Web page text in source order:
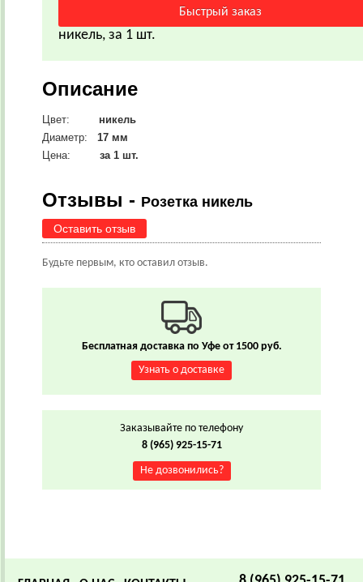
никель, за 1 шт.
Описание
Цвет:
никель
Диаметр: 17 мм
Цена:
за 1 шт.
Отзывы - Розетка никель
Оставить отзыв
Будьте первым, кто оставил отзыв.
Бесплатная доставка по Уфе от 1500 руб.
Узнать о доставке
Заказывайте по телефону
8 (965) 925-15-71
Не дозвонились?